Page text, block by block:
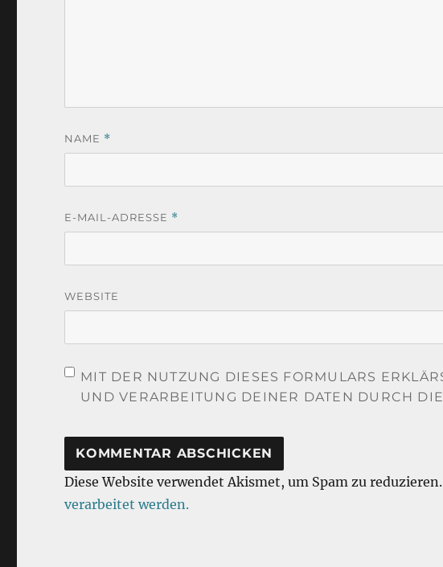
NAME *
E-MAIL-ADRESSE *
WEBSITE
MIT DER NUTZUNG DIESES FORMULARS
UND VERARBEITUNG DEINER DATEN DURCH
Diese Website verwendet Akismet, um Spam zu
verarbeitet werden.